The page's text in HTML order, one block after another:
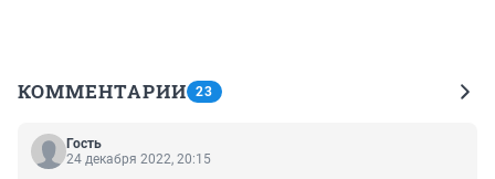
КОММЕНТАРИИ 23
Гость
24 декабря 2022, 20:15